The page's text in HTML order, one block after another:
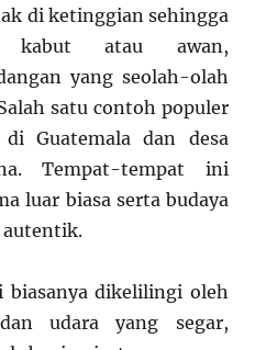
di ketinggian sehingga
kabut atau awan,
yang seolah-olah
satu contoh populer
Guatemala dan desa
Tempat-tempat ini
luar biasa serta budaya
autentik.
biasanya dikelilingi oleh
udara yang segar,